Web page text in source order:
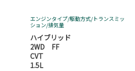
エンジンタイプ/駆動方式/トランスミッ
ション/排気量
ハイブリッド
2WD FF
CVT
1.5L